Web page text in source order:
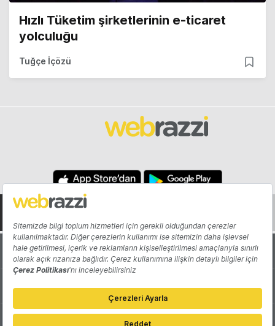
Hızlı Tüketim şirketlerinin e-ticaret
yolculuğu
Tuğçe İçözü
Hakkında Yazarlar
Katkıda Bulun Reklam